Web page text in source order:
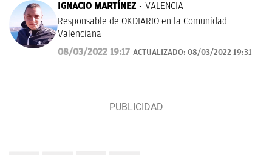
IGNACIO MARTÍNEZ
VALENCIA
Responsable de OKDIARIO en la Comunidad
Valenciana
08/03/2022 19:17 ACTUALIZADO: 08/03/2022 19:31